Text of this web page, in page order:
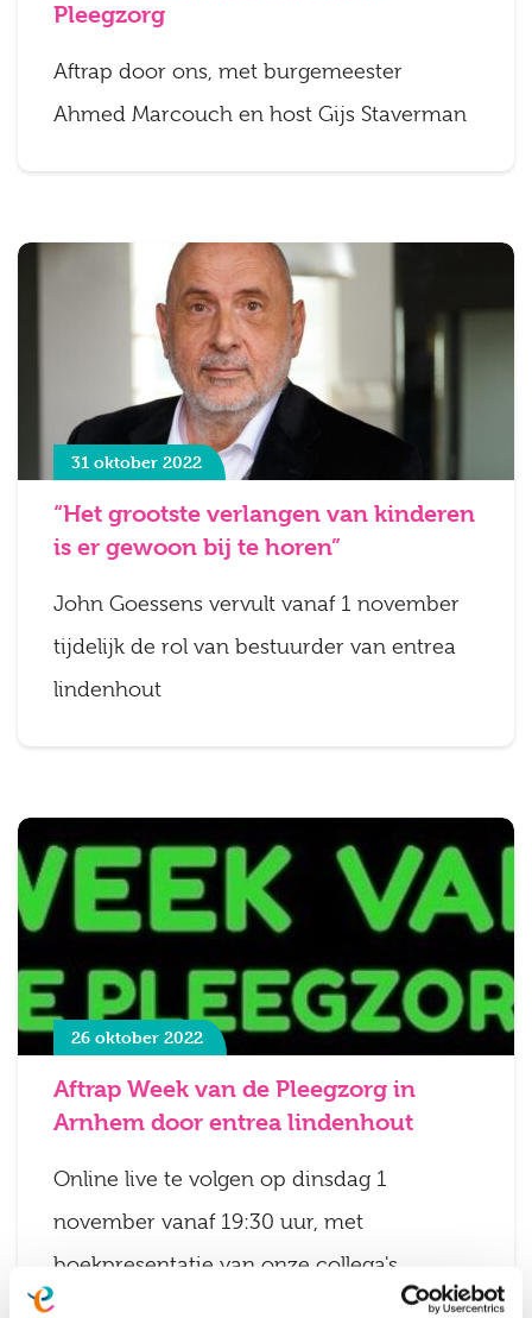
Pleegzorg
Aftrap door ons, met burgemeester
Ahmed Marcouch en host Gijs Staverman
31 oktober 2022
“Het grootste verlangen van kinderen
is er gewoon bij te horen”
John Goessens vervult vanaf 1 november
tijdelijk de rol van bestuurder van entrea
lindenhout
26 oktober 2022
Aftrap Week van de Pleegzorg in
Arnhem door entrea lindenhout
Online live te volgen op dinsdag 1
november vanaf 19:30 uur, met
boekpresentatie van onze collega's